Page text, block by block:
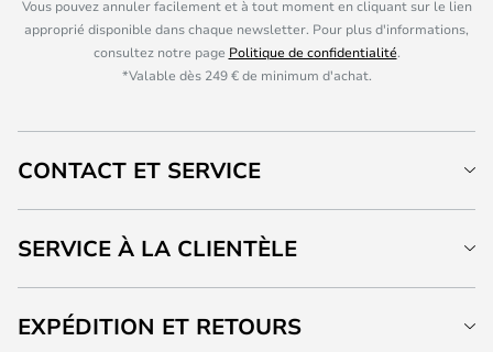
Vous pouvez annuler facilement et à tout moment en cliquant sur le lien
approprié disponible dans chaque newsletter. Pour plus d'informations,
consultez notre page Politique de confidentialité.
*Valable dès 249 € de minimum d'achat.
CONTACT ET SERVICE
SERVICE À LA CLIENTÈLE
EXPÉDITION ET RETOURS